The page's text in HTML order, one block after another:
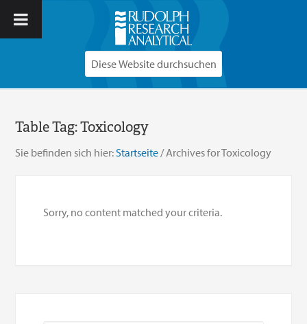
Table Tag:Toxicology
Sie befinden sich hier: Startseite /Archives for Toxicology
Sorry, no content matched your criteria.